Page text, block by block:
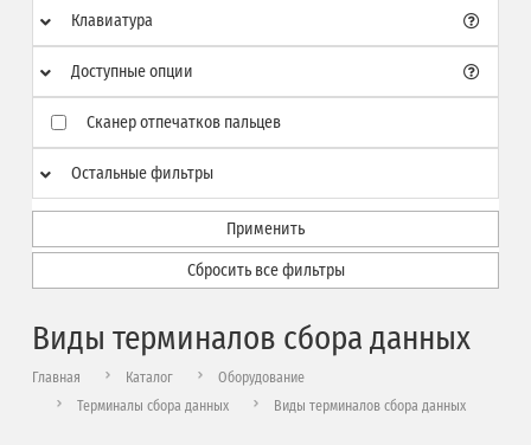
Клавиатура
Доступные опции
Сканер отпечатков пальцев
Остальные фильтры
Применить
Сбросить все фильтры
Виды терминалов сбора данных
Главная Каталог
Оборудование
Терминалы сбора данных
Виды терминалов сбора данных